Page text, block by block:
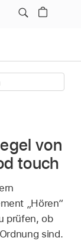
von
touch
„Hören“
prüfen, ob
sind.